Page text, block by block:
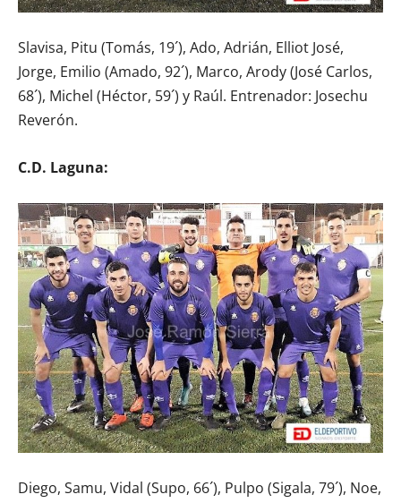
Slavisa, Pitu (Tomás, 19´), Ado, Adrián, Elliot José,
Jorge, Emilio (Amado, 92´), Marco, Arody (José Carlos,
68´), Michel (Héctor, 59´) y Raúl. Entrenador: Josechu
Reverón.
C.D. Laguna:
Diego, Samu, Vidal (Supo, 66´), Pulpo (Sigala, 79´), Noe,